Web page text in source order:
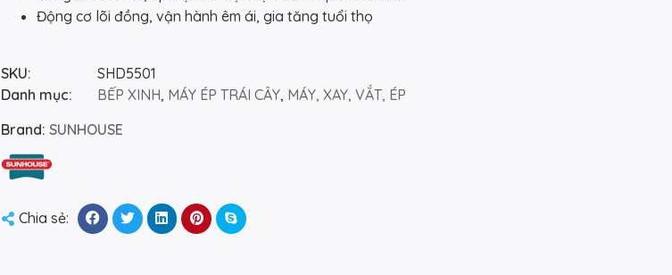
Động cơ lõi đồng, vận hành êm ái, gia tăng tuổi thọ
SKU:
SHD5501
Danh mục:
BẾP XINH, MÁY ÉP TRÁI CÂY, MÁY, XAY, VẮT, ÉP
Brand: SUNHOUSE
Chia sẻ: